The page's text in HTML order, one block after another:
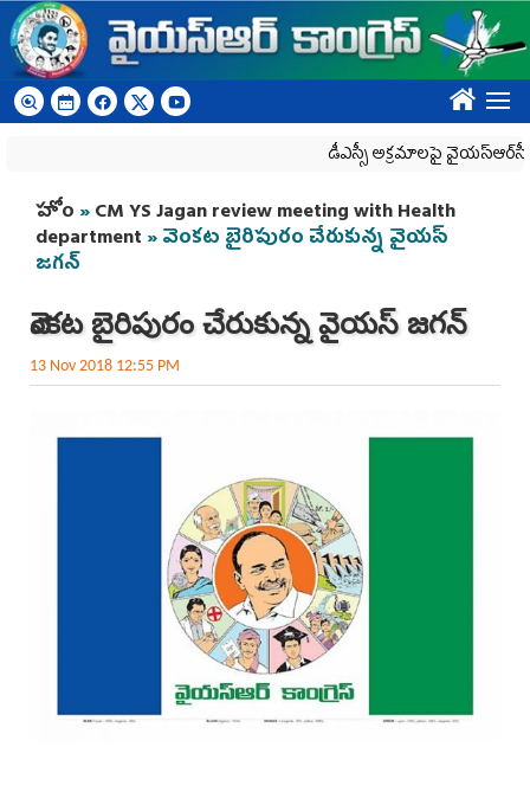
Skip to main content
????
డీఎస్సీ అక్రమాలపై వైయ‌స్ఆర్‌సీపీ
You are here
హోం »CM YS Jagan review meeting with Health
department » వెంకట బైరిపురం చేరుకున్న వైయస్‌
జగన్‌
వెంకట బైరిపురం చేరుకున్న వైయస్‌ జగన్‌
13 Nov 2018 12:55 PM